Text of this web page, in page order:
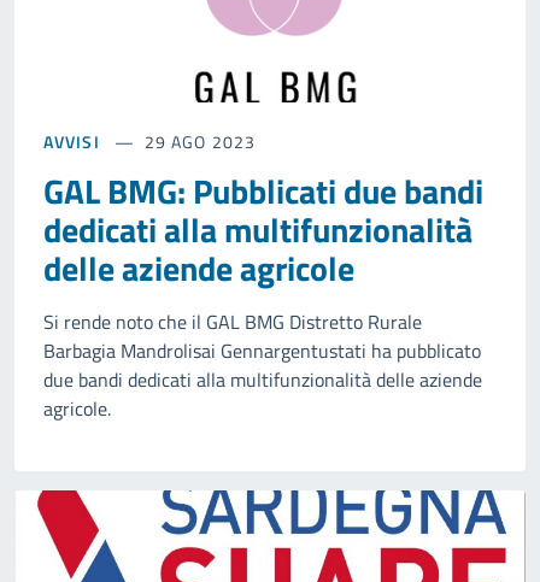
AVVISI 29 AGO 2023
GAL BMG: Pubblicati due bandi
dedicati alla multifunzionalità
delle aziende agricole
Si rende noto che il GAL BMG Distretto Rurale
Barbagia Mandrolisai Gennargentustati ha pubblicato
due bandi dedicati alla multifunzionalità delle aziende
agricole.